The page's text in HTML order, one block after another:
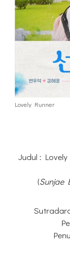
Lovely Runner
Judul :
(Sunjae